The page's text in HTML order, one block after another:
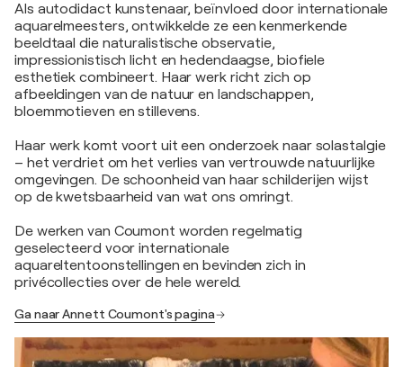
Als autodidact kunstenaar, beïnvloed door internationale
aquarelmeesters, ontwikkelde ze een kenmerkende
beeldtaal die naturalistische observatie,
impressionistisch licht en hedendaagse, biofiele
esthetiek combineert. Haar werk richt zich op
afbeeldingen van de natuur en landschappen,
bloemmotieven en stillevens.
Haar werk komt voort uit een onderzoek naar solastalgie
– het verdriet om het verlies van vertrouwde natuurlijke
omgevingen. De schoonheid van haar schilderijen wijst
op de kwetsbaarheid van wat ons omringt.
De werken van Coumont worden regelmatig
geselecteerd voor internationale
aquareltentoonstellingen en bevinden zich in
privécollecties over de hele wereld.
Ga naar Annett Coumont's pagina